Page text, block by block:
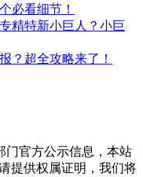
必看细节！
精特新小巨人？小巨
？超全攻略来了！
门官方公示信息，本站
提供权属证明，我们将